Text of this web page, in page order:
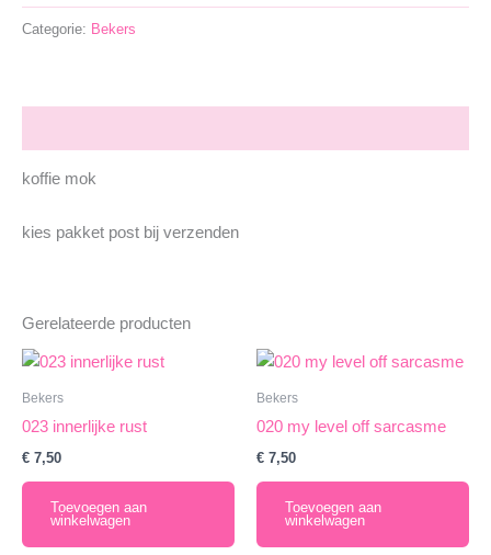
Categorie: Bekers
koffie mok
kies pakket post bij verzenden
Gerelateerde producten
Bekers
023 innerlijke rust
€ 7,50
Toevoegen aan
winkelwagen
Bekers
020 my level off sarcasme
€ 7,50
Toevoegen aan
winkelwagen